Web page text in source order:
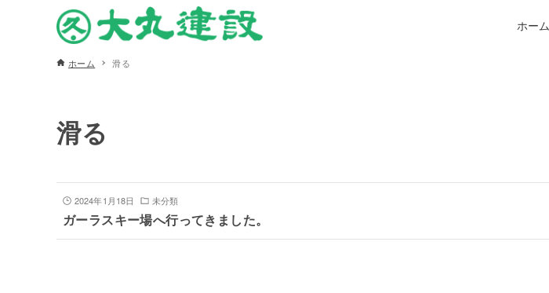
ホーム
ホーム 滑る
滑る
2024年1月18日 未分類
ガーラスキー場へ行ってきました。